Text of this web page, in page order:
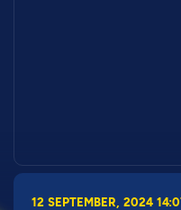
12 SEPTEMBER, 2024